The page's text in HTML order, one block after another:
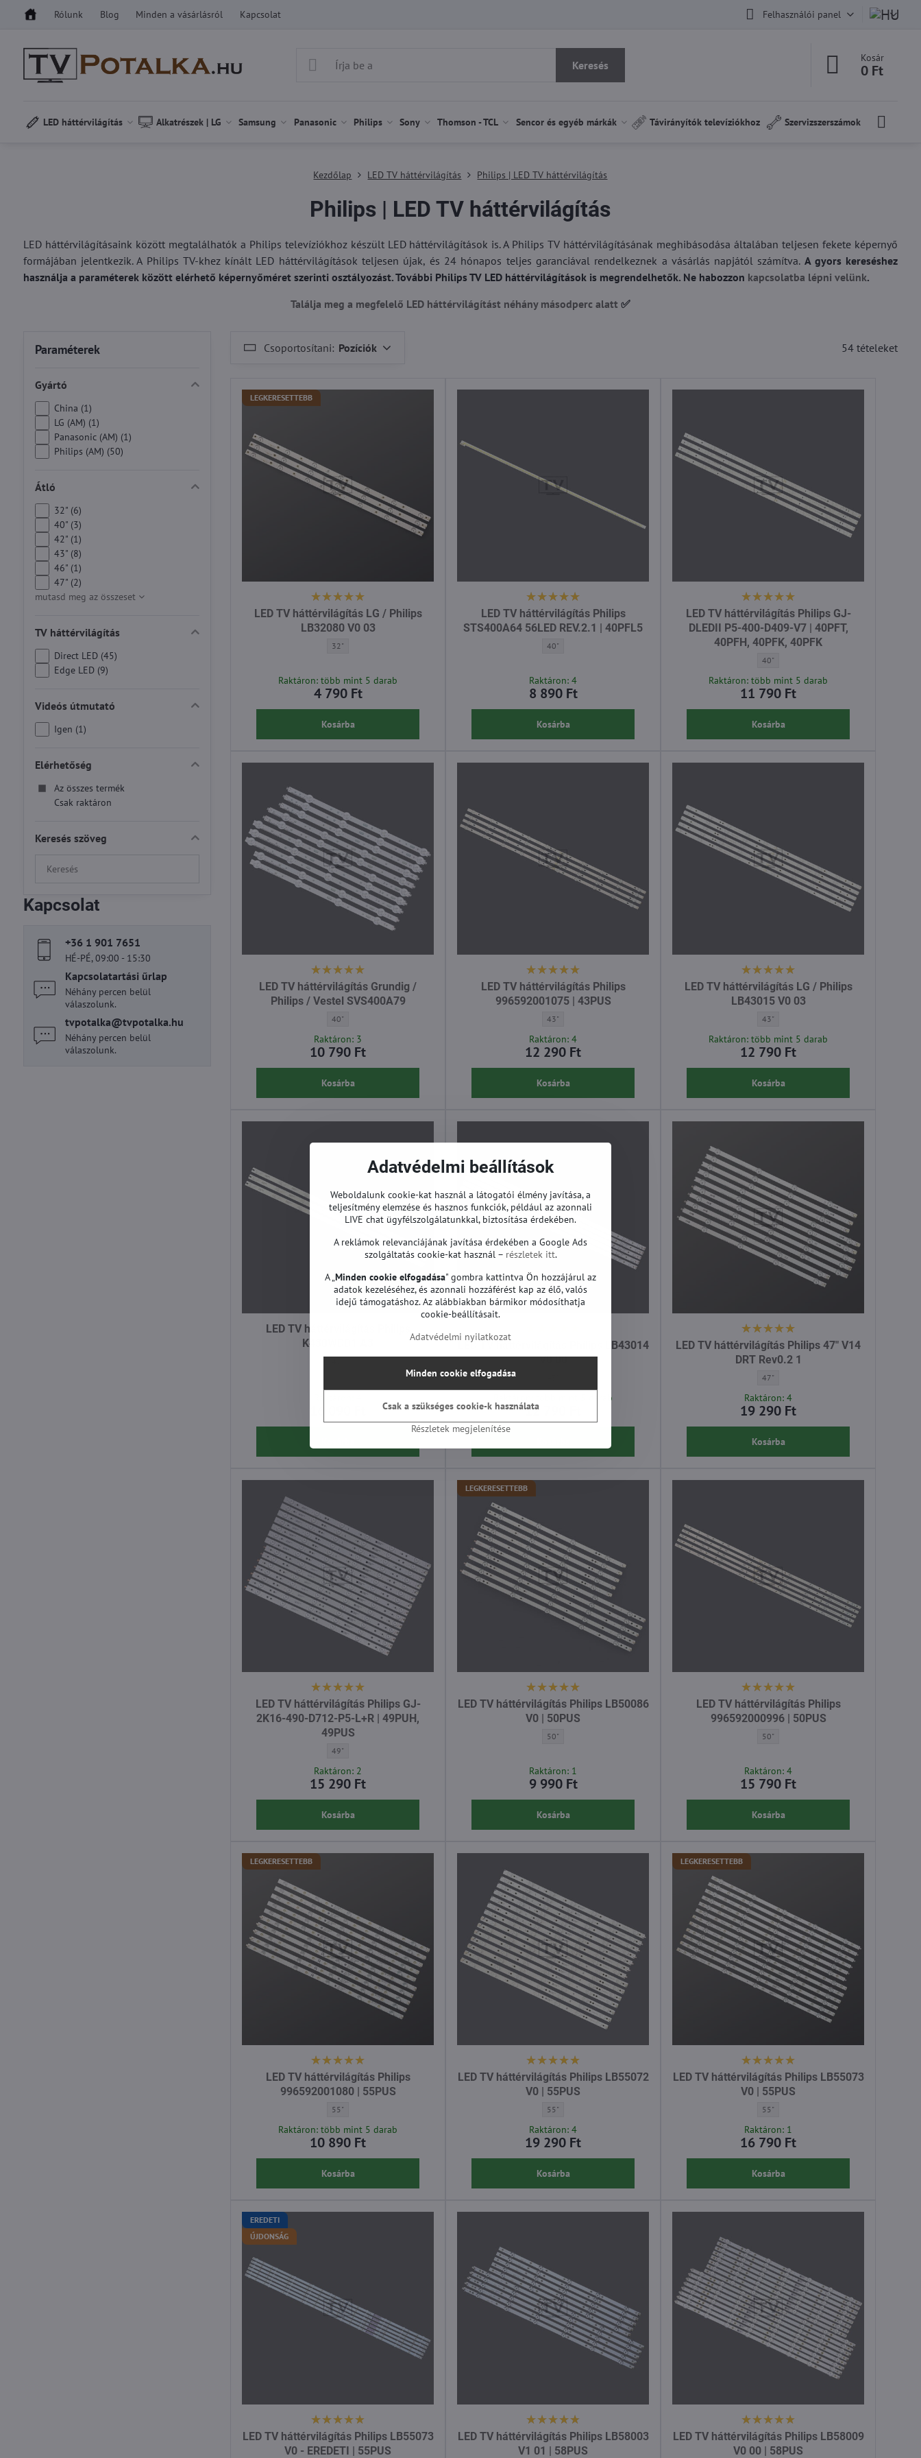
Rólunk Blog Minden a vásárlásról Kapcsolat Felhasználói panel
Keresés
Kosár
0 Ft
LED háttérvilágítás Alkatrészek | LG Samsung Panasonic Philips Sony Thomson - TCL Sencor és egyéb márkák Távirányítók televíziókhoz Szervizszerszámok
Kezdőlap LED TV háttérvilágítás Philips | LED TV háttérvilágítás
Philips | LED TV háttérvilágítás
LED háttérvilágításaink között megtalálhatók a Philips televíziókhoz készült LED háttérvilágítások is. A Philips TV háttérvilágításának meghibásodása általában teljesen fekete képernyő
formájában jelentkezik. A Philips TV-khez kínált LED háttérvilágítások teljesen újak, és 24 hónapos teljes garanciával rendelkeznek a vásárlás napjától számítva. A gyors kereséshez
használja a paraméterek között elérhető képernyőméret szerinti osztályozást. További Philips TV LED háttérvilágítások is megrendelhetők. Ne habozzon kapcsolatba lépni velünk.
Találja meg a megfelelő LED háttérvilágítást néhány másodperc alatt ✅
Csoportosítani: Pozíciók 54 tételeket
LEGKERESETTEBB
LED TV háttérvilágítás LG / Philips
LB32080 V0 03
LED TV háttérvilágítás LG / Philips LB32080 V0 03 - Átló:
32"
Raktáron: több mint 5 darab
4 790 Ft
Kosárba
LED TV háttérvilágítás Philips
STS400A64 56LED REV.2.1 | 40PFL5
LED TV háttérvilágítás Philips STS400A64 56LED REV.2.1 | 40PFL5 - Átló:
40"
Raktáron: 4
8 890 Ft
Kosárba
LED TV háttérvilágítás Philips GJ-
DLEDII P5-400-D409-V7 | 40PFT,
40PFH, 40PFK, 40PFK
LED TV háttérvilágítás Philips GJ-DLEDII P5-
40"
Raktáron: több mint 5 darab
11 790 Ft
Kosárba
LED TV háttérvilágítás Grundig /
Philips / Vestel SVS400A79
LED TV háttérvilágítás Grundig / Philips / Vestel SVS400A79 - Átló:
40"
Raktáron: 3
10 790 Ft
Kosárba
LED TV háttérvilágítás Philips
996592001075 | 43PUS
LED TV háttérvilágítás Philips 996592001075 | 43PUS - Átló:
43"
Raktáron: 4
12 290 Ft
Kosárba
LED TV háttérvilágítás LG / Philips
LB43015 V0 03
LED TV háttérvilágítás LG / Philips LB43015
43"
Raktáron: több mint 5 darab
12 790 Ft
Kosárba
LED TV háttérvilágítás Philips
K430WDD1 A3
LED TV háttérvilágítás Philips LB43014
V0 00
Raktáron: több mint 5 darab
12 790 Ft
LED TV háttérvilágítás Philips 47" V14
DRT Rev0.2 1
LED TV háttérvilágítás Philips 47" V14 DRT
47"
Raktáron: 4
19 290 Ft
Kosárba
LED TV háttérvilágítás Philips GJ-
2K16-490-D712-P5-L+R | 49PUH,
49PUS
LED TV háttérvilágítás Philips GJ-2K16-490-D712-P5-L+R | 49PUH, 49PUS - Átló:
49"
Raktáron: 2
15 290 Ft
Kosárba
LEGKERESETTEBB
LED TV háttérvilágítás Philips LB50086
V0 | 50PUS
LED TV háttérvilágítás Philips LB50086 V0 | 50PUS - Átló:
50"
Raktáron: 1
9 990 Ft
Kosárba
LED TV háttérvilágítás Philips
996592000996 | 50PUS
LED TV háttérvilágítás Philips
50"
Raktáron: 4
15 790 Ft
Kosárba
LEGKERESETTEBB
LED TV háttérvilágítás Philips
996592001080 | 55PUS
LED TV háttérvilágítás Philips 996592001080 | 55PUS - Átló:
55"
Raktáron: több mint 5 darab
10 890 Ft
Kosárba
LED TV háttérvilágítás Philips LB55072
V0 | 55PUS
LED TV háttérvilágítás Philips LB55072 V0 | 55PUS - Átló:
55"
Raktáron: 4
19 290 Ft
Kosárba
LEGKERESETTEBB
LED TV háttérvilágítás Philips LB55073
V0 | 55PUS
LED TV háttérvilágítás Philips LB55073 V0 |
55"
Raktáron: 1
16 790 Ft
Kosárba
EREDETI
ÚJDONSÁG
LED TV háttérvilágítás Philips LB55073
V0 - EREDETI | 55PUS
LED TV háttérvilágítás Philips LB58003
V1 01 | 58PUS
LED TV háttérvilágítás Philips LB58009
V0 00 | 58PUS
Paraméterek
Gyártó
China (1)
LG (AM) (1)
Panasonic (AM) (1)
Philips (AM) (50)
Átló
32" (6)
40" (3)
42" (1)
43" (8)
46" (1)
47" (2)
mutasd meg az összeset
TV háttérvilágítás
Direct LED (45)
Edge LED (9)
Videós útmutató
Igen (1)
Elérhetőség
Az összes termék
Csak raktáron
Keresés szöveg
Keresés
eredmények
teljes
alapján
Kapcsolat
+36 1 901 7651
HÉ-PÉ, 09:00 - 15:30
Kapcsolatartási űrlap
Néhány percen belül
válaszolunk.
tvpotalka​@tvpotalka​.hu
Néhány percen belül
válaszolunk.
Adatvédelmi beállítások
Weboldalunk cookie-kat használ a látogatói élmény javítása, a
teljesítmény elemzése és hasznos funkciók, például az azonnali
LIVE chat ügyfélszolgálatunkkal, biztosítása érdekében.
A reklámok relevanciájának javítása érdekében a Google Ads
szolgáltatás cookie-kat használ – részletek itt.
A „Minden cookie elfogadása" gombra kattintva Ön hozzájárul az
adatok kezeléséhez, és azonnali hozzáférést kap az élő, valós
idejű támogatáshoz. Az alábbiakban bármikor módosíthatja
cookie-beállításait.
Adatvédelmi nyilatkozat
Részletek megjelenítése
Minden cookie elfogadása
Csak a szükséges cookie-k használata